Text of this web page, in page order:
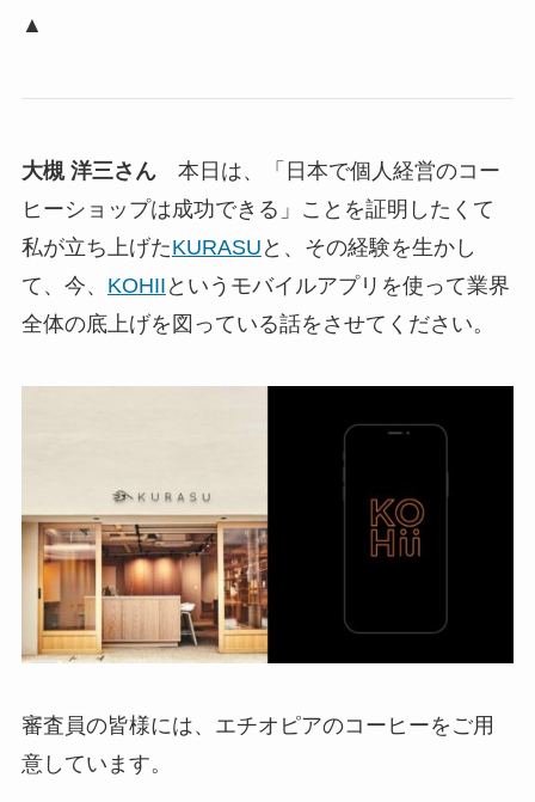
▲
大槻 洋三さん本日は、「日本で個人経営のコー
ヒーショップは成功できる」ことを証明したくて
私が立ち上げたKURASU と、その経験を生かし
て、今、 KOHII というモバイルアプリを使って業界
全体の底上げを図っている話をさせてください。
審査員の皆様には、エチオピアのコーヒーをご用
意しています。